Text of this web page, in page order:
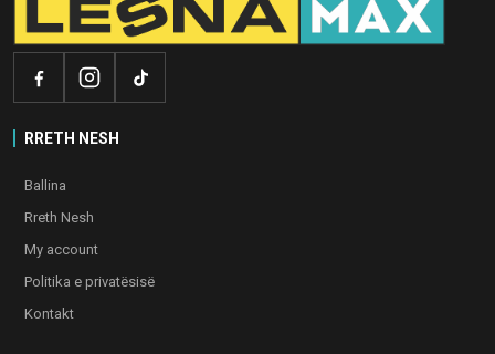
RRETH NESH
Ballina
Rreth Nesh
My account
Politika e privatësisë
Kontakt